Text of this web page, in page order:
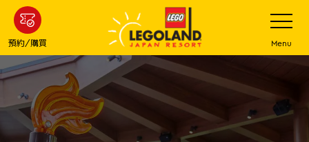
步
主
要
容
預約/購買
打
開
網
站
菜
單
Menu